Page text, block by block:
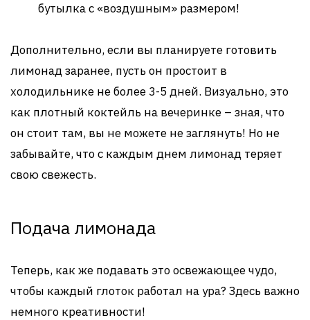
бутылка с «воздушным» размером!
Дополнительно, если вы планируете готовить
лимонад заранее, пусть он простоит в
холодильнике не более 3-5 дней. Визуально, это
как плотный коктейль на вечеринке – зная, что
он стоит там, вы не можете не заглянуть! Но не
забывайте, что с каждым днем лимонад теряет
свою свежесть.
Подача лимонада
Теперь, как же подавать это освежающее чудо,
чтобы каждый глоток работал на ура? Здесь важно
немного креативности!